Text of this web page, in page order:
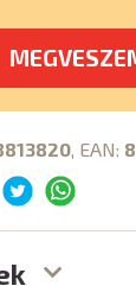
, EAN: